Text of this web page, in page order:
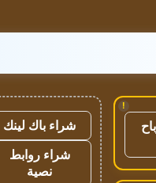
!
شراء باك لينك
شراء روابط
نصية